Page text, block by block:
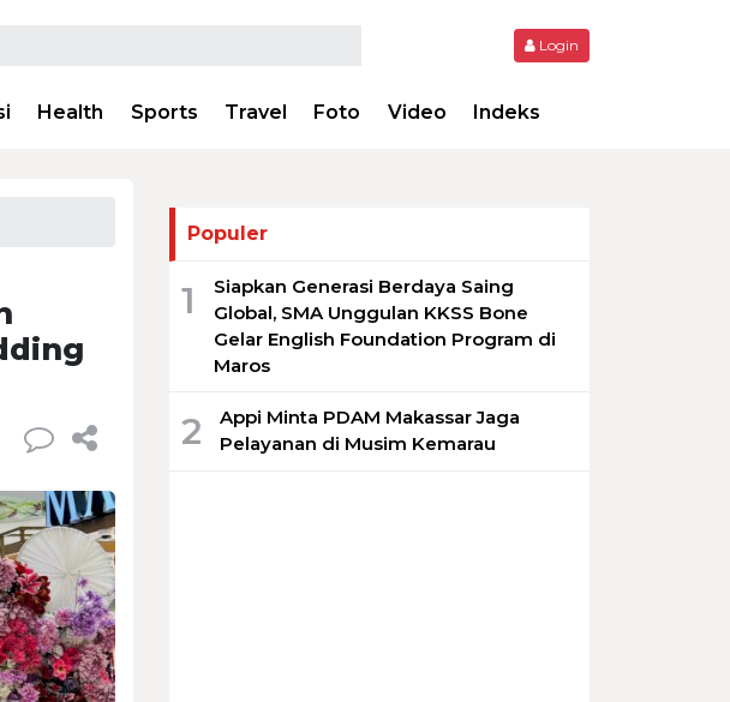
Login
Health Sports Travel Foto Video Indeks
Populer
1
Siapkan Generasi Berdaya Saing
Global, SMA Unggulan KKSS Bone
Gelar English Foundation Program di
Maros
2
Appi Minta PDAM Makassar Jaga
Pelayanan di Musim Kemarau